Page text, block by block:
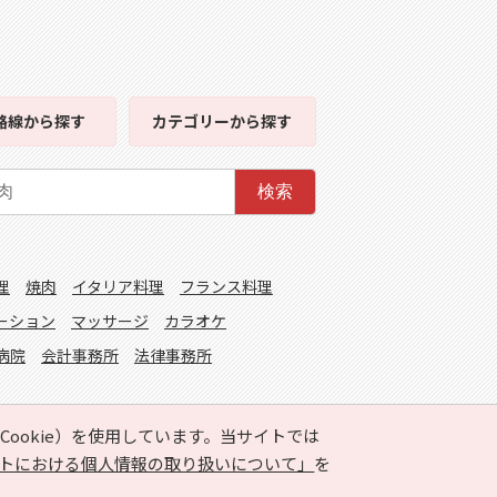
）を使用しています。当サイトでは
における個人情報の取り扱いについて」 を
線から探す カテゴリーから探す
検索
焼肉 イタリア料理
フランス料理
ション マッサージ
カラオケ
院 会計事務所 法律事務所